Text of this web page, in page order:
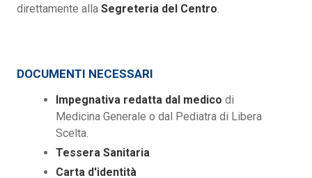
direttamente alla Segreteria del Centro
DOCUMENTI NECESSARI
Impegnativa redatta dal medico di
Medicina Generale o dal Pediatra di Libera
Scelta.
Tessera Sanitaria
Carta d'identità